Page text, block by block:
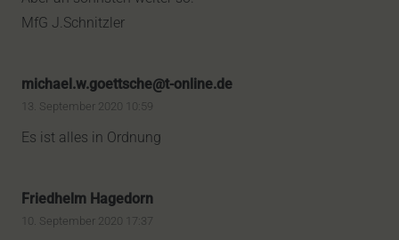
MfG J.Schnitzler
michael.w.goettsche@t-online.de
13. September 2020 10:59
Es ist alles in Ordnung
Friedhelm Hagedorn
10. September 2020 17:37